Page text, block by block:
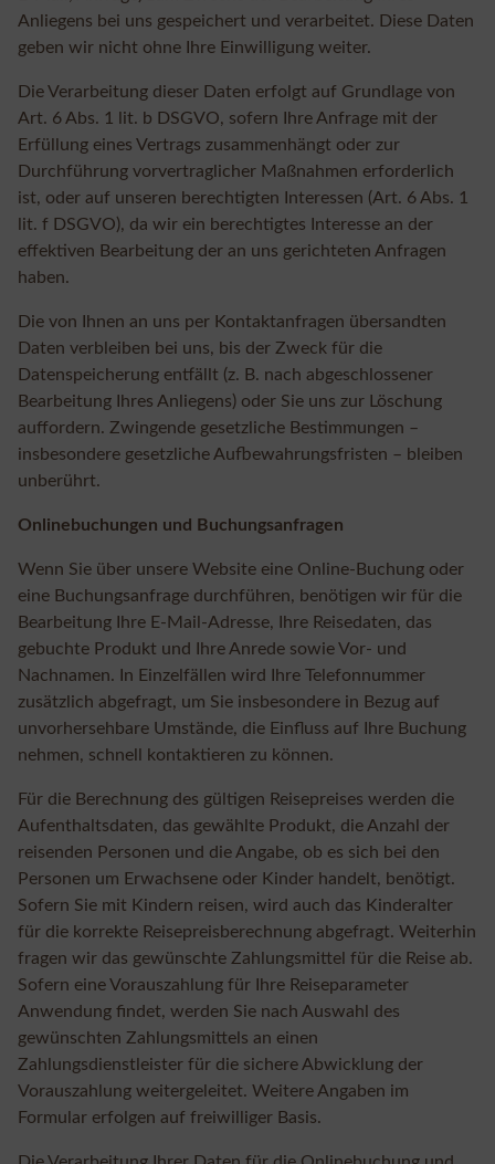
Anliegens bei uns gespeichert und verarbeitet. Diese Daten
geben wir nicht ohne Ihre Einwilligung weiter.
Die Verarbeitung dieser Daten erfolgt auf Grundlage von
Art. 6 Abs. 1 lit. b DSGVO, sofern Ihre Anfrage mit der
Erfüllung eines Vertrags zusammenhängt oder zur
Durchführung vorvertraglicher Maßnahmen erforderlich
ist, oder auf unseren berechtigten Interessen (Art. 6 Abs. 1
lit. f DSGVO), da wir ein berechtigtes Interesse an der
effektiven Bearbeitung der an uns gerichteten Anfragen
haben.
Die von Ihnen an uns per Kontaktanfragen übersandten
Daten verbleiben bei uns, bis der Zweck für die
Datenspeicherung entfällt (z. B. nach abgeschlossener
Bearbeitung Ihres Anliegens) oder Sie uns zur Löschung
auffordern. Zwingende gesetzliche Bestimmungen –
insbesondere gesetzliche Aufbewahrungsfristen – bleiben
unberührt.
Onlinebuchungen und Buchungsanfragen
Wenn Sie über unsere Website eine Online-Buchung oder
eine Buchungsanfrage durchführen, benötigen wir für die
Bearbeitung Ihre E-Mail-Adresse, Ihre Reisedaten, das
gebuchte Produkt und Ihre Anrede sowie Vor- und
Nachnamen. In Einzelfällen wird Ihre Telefonnummer
zusätzlich abgefragt, um Sie insbesondere in Bezug auf
unvorhersehbare Umstände, die Einfluss auf Ihre Buchung
nehmen, schnell kontaktieren zu können.
Für die Berechnung des gültigen Reisepreises werden die
Aufenthaltsdaten, das gewählte Produkt, die Anzahl der
reisenden Personen und die Angabe, ob es sich bei den
Personen um Erwachsene oder Kinder handelt, benötigt.
Sofern Sie mit Kindern reisen, wird auch das Kinderalter
für die korrekte Reisepreisberechnung abgefragt. Weiterhin
fragen wir das gewünschte Zahlungsmittel für die Reise ab.
Sofern eine Vorauszahlung für Ihre Reiseparameter
Anwendung findet, werden Sie nach Auswahl des
gewünschten Zahlungsmittels an einen
Zahlungsdienstleister für die sichere Abwicklung der
Vorauszahlung weitergeleitet. Weitere Angaben im
Formular erfolgen auf freiwilliger Basis.